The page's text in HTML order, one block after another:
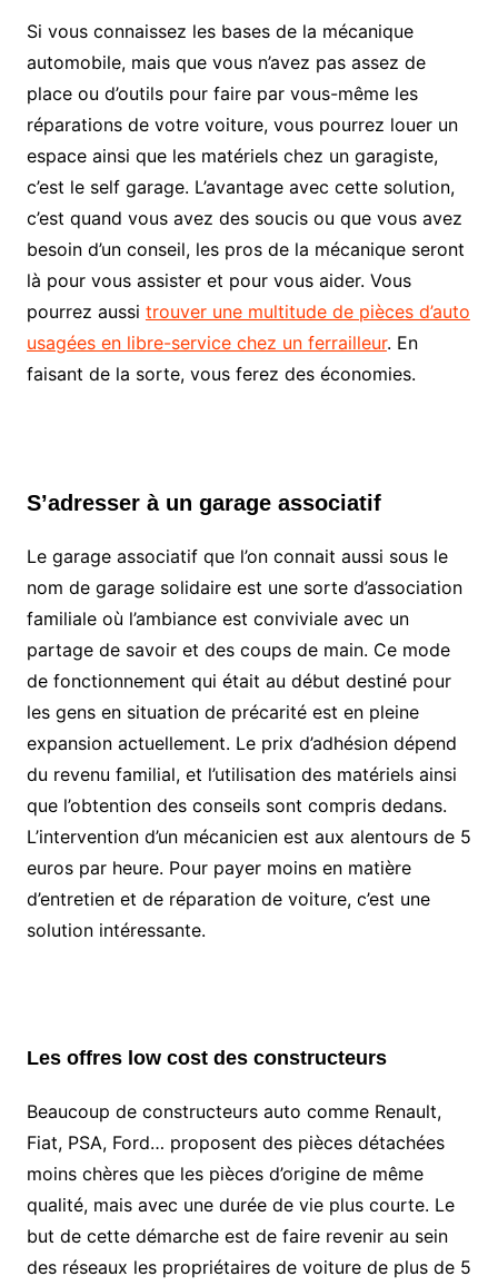
Si vous connaissez les bases de la mécanique
automobile, mais que vous n’avez pas assez de
place ou d’outils pour faire par vous-même les
réparations de votre voiture, vous pourrez louer un
espace ainsi que les matériels chez un garagiste,
c’est le self garage. L’avantage avec cette solution,
c’est quand vous avez des soucis ou que vous avez
besoin d’un conseil, les pros de la mécanique seront
là pour vous assister et pour vous aider. Vous
pourrez aussi trouver une multitude de pièces d’auto
usagées en libre-service chez un ferrailleur. En
faisant de la sorte, vous ferez des économies.
S’adresser à un garage associatif
Le garage associatif que l’on connait aussi sous le
nom de garage solidaire est une sorte d’association
familiale où l’ambiance est conviviale avec un
partage de savoir et des coups de main. Ce mode
de fonctionnement qui était au début destiné pour
les gens en situation de précarité est en pleine
expansion actuellement. Le prix d’adhésion dépend
du revenu familial, et l’utilisation des matériels ainsi
que l’obtention des conseils sont compris dedans.
L’intervention d’un mécanicien est aux alentours de 5
euros par heure. Pour payer moins en matière
d’entretien et de réparation de voiture, c’est une
solution intéressante.
Les offres low cost des constructeurs
Beaucoup de constructeurs auto comme Renault,
Fiat, PSA, Ford… proposent des pièces détachées
moins chères que les pièces d’origine de même
qualité, mais avec une durée de vie plus courte. Le
but de cette démarche est de faire revenir au sein
des réseaux les propriétaires de voiture de plus de 5